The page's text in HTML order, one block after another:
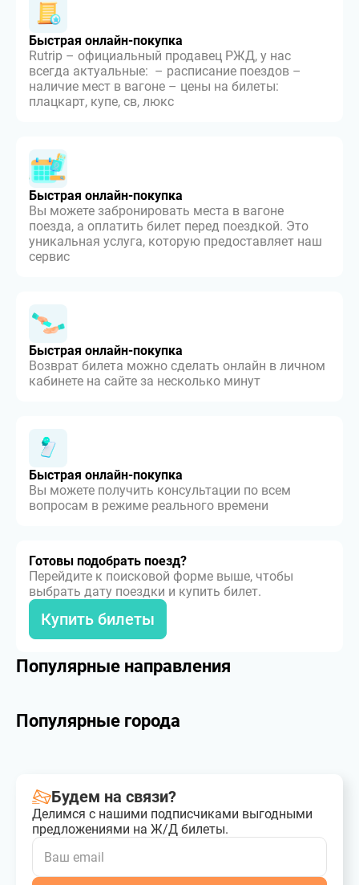
Быстрая онлайн-покупка
Rutrip – официальный продавец РЖД, у нас
всегда актуальные: – расписание поездов –
наличие мест в вагоне – цены на билеты:
плацкарт, купе, св, люкс
Быстрая онлайн-покупка
Вы можете забронировать места в вагоне
поезда, а оплатить билет перед поездкой. Это
уникальная услуга, которую предоставляет наш
сервис
Быстрая онлайн-покупка
Возврат билета можно сделать онлайн в личном
кабинете на сайте за несколько минут
Быстрая онлайн-покупка
Вы можете получить консультации по всем
вопросам в режиме реального времени
Готовы подобрать поезд?
Перейдите к поисковой форме выше, чтобы
выбрать дату поездки и купить билет.
Купить билеты
Популярные направления
Популярные города
Будем на связи?
Делимся с нашими подписчиками выгодными
предложениями на Ж/Д билеты.